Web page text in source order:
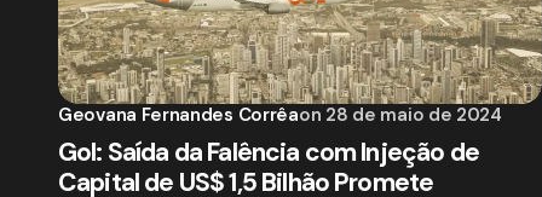
Geovana Fernandes Corrêaon 28 de maio de 2024
Gol: Saída da Falência com Injeção de
Capital de US$ 1,5 Bilhão Promete